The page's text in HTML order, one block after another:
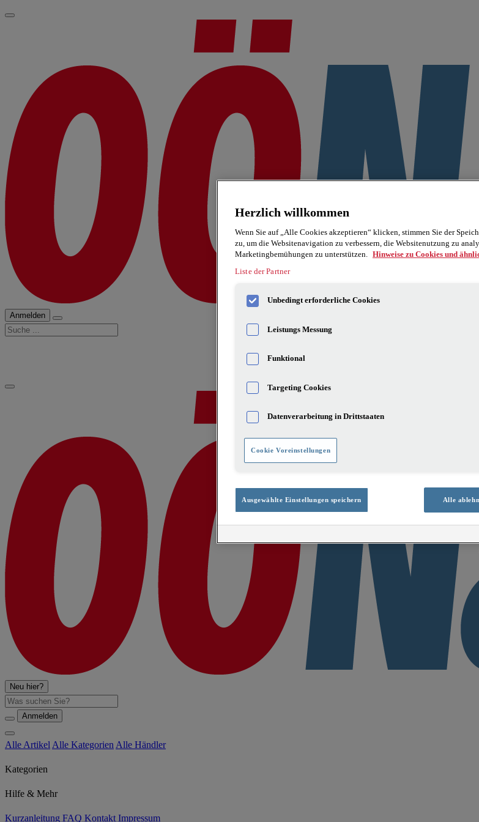
Anmelden
Suche
Neu hier?
Suche
Anmelden
Alle Artikel Alle Kategorien Alle Händler
Kategorien
Hilfe & Mehr
Kurzanleitung FAQ Kontakt Impressum
Herzlich willkommen
Wenn Sie auf „Alle Cookies akzeptieren“ klicken, stimmen Sie der
zu, um die Websitenavigation zu verbessern, die Websitenutzung zu
Marketingbemühungen zu unterstützen.
Hinweise zu Cookies und
Liste der Partner
Unbedingt erforderliche Cookies
Leistungs Messung
Funktional
Targeting Cookies
Datenverarbeitung in Drittstaaten
Cookie Voreinstellungen
Ausgewählte Einstellungen speichern Alle